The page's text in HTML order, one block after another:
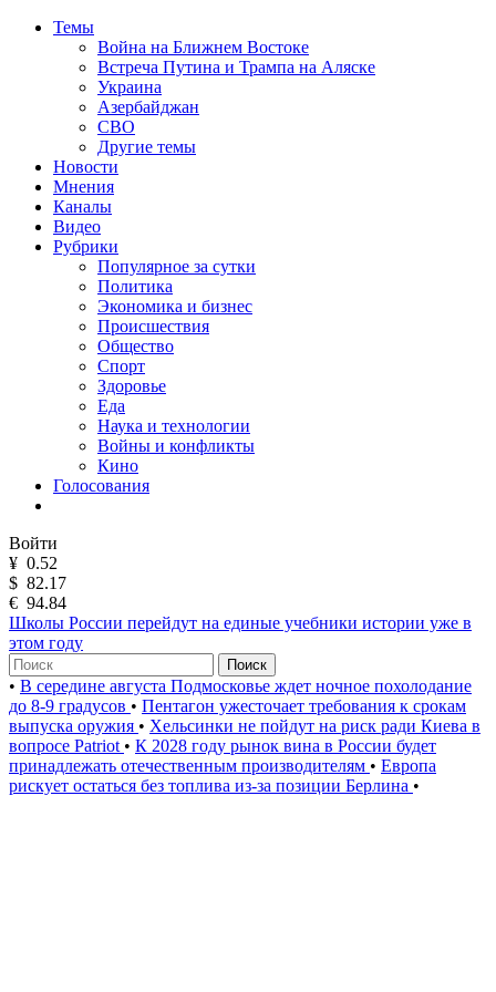
Темы
Война на Ближнем Востоке
Встреча Путина и Трампа на Аляске
Украина
Азербайджан
СВО
Другие темы
Новости
Мнения
Каналы
Видео
Рубрики
Популярное за сутки
Политика
Экономика и бизнес
Происшествия
Общество
Спорт
Здоровье
Еда
Наука и технологии
Войны и конфликты
Кино
Голосования
Войти
¥ 0.52
$ 82.17
€ 94.84
Школы России перейдут на единые учебники истории уже в
этом году
Поиск
• В середине августа Подмосковье ждет ночное похолодание
до 8-9 градусов • Пентагон ужесточает требования к срокам
выпуска оружия • Хельсинки не пойдут на риск ради Киева в
вопросе Patriot • К 2028 году рынок вина в России будет
принадлежать отечественным производителям • Европа
рискует остаться без топлива из-за позиции Берлина •